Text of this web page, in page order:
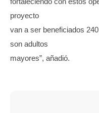
proyecto
van a ser beneficiados
son adultos
mayores”, añadió.